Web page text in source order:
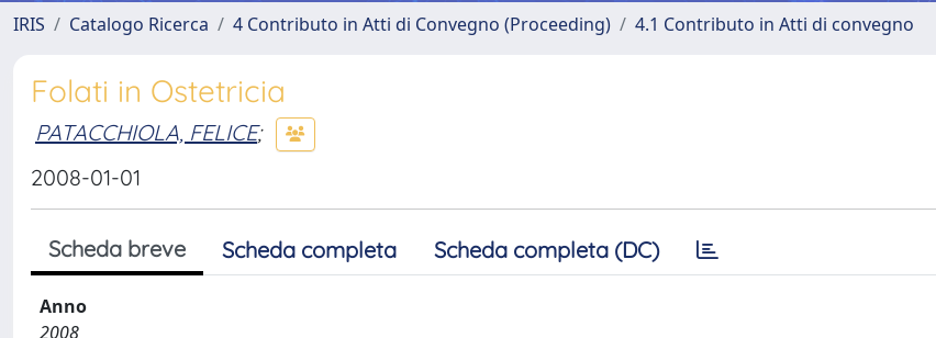
IRIS Catalogo Ricerca 4 Contributo in Atti di Convegno (Proceeding) 4.1 Contributo in Atti di convegno
Folati in Ostetricia
PATACCHIOLA, FELICE;
2008-01-01
Scheda breve Scheda completa Scheda completa (DC)
Anno
2008